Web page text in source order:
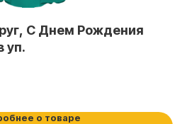
С Днем Рождения
уп.
о товаре